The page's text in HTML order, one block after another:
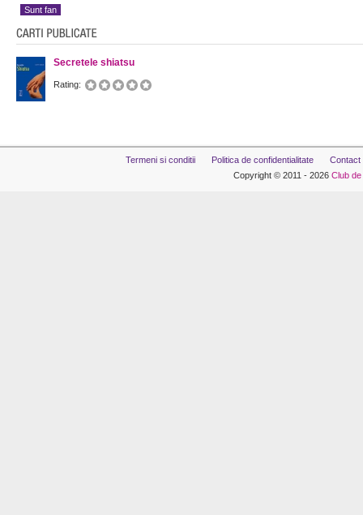
Sunt fan
Secretele shiatsu
Rating:
Termeni si conditii Politica de confidentialitate
Contact
Copyright © 2011 - 2026 Club